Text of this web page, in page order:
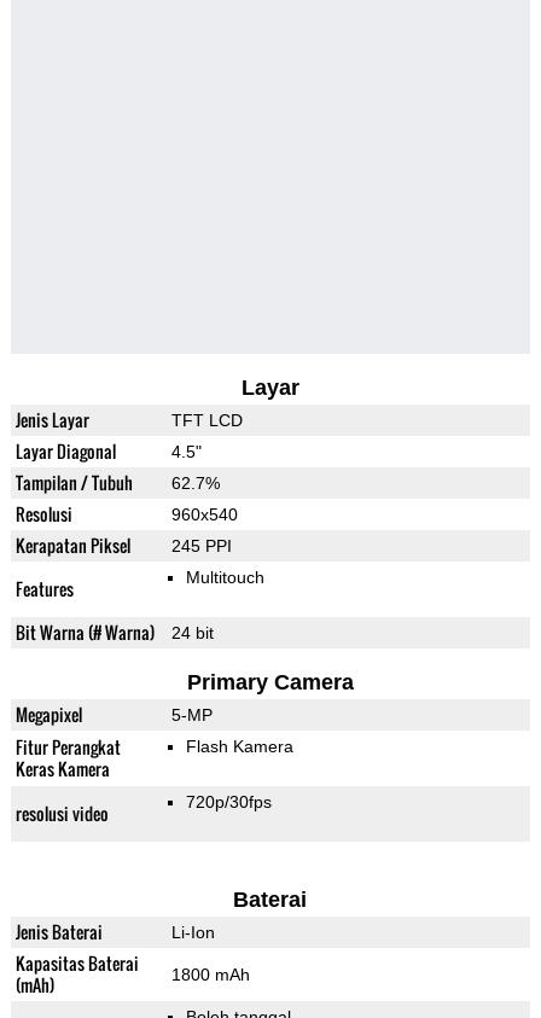
Layar
Jenis Layar TFT LCD
Layar Diagonal 4.5"
Tampilan / Tubuh 62.7%
Resolusi 960x540
Kerapatan Piksel 245 PPI
Features Multitouch
Bit Warna (# Warna) 24 bit
Primary Camera
Megapixel 5-MP
Fitur Perangkat
Keras Kamera
Flash Kamera
resolusi video 720p/30fps
Baterai
Jenis Baterai Li-Ion
Kapasitas Baterai
(mAh)
1800 mAh